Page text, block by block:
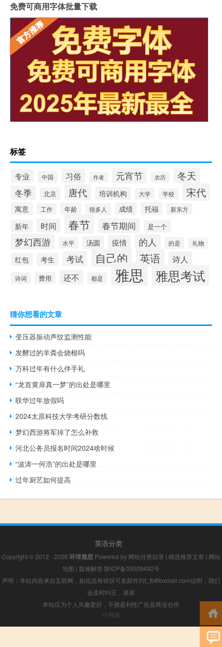
免费可商用字体批量下载
标签
专业 中国 习俗 作者 元宵节 农历 冬天
冬季 北京 唐代 培训机构 大学 学校 宋代
寓意 工作 年龄 很多人 成绩 托福 新东方
新年 时间 春节 春节期间 是一个
梦幻西游 水平 汤圆 疫情 的人 的是 礼物
红包 考生 考试 自己的 英语 诗人
诗词 费用 还不 都是 雅思 雅思考试
猜你想看的文章
变压器振动声纹监测性能
发酵过的羊粪会烧根吗
万科过年有什么伴手礼
“龙首黄扉真一梦”的出处是哪里
联华过年放假吗
2024太原科技大学考研分数线
梦幻西游将军掉了怎么补救
河北公务员报名时间2024啥时候
“波涛一何浩”的出处是哪里
过年厨艺如何提高
英语分类
Copyright © 2012 - 2026 环球雅思 Powered by 网站分类目录 | 精选推荐文章 | 网站
地图 | 疑难解答 陕ICP备05009492号
声明：本站内容来自互联网，如信息有错误可发邮件到f_fb#foxmail.com说明，我们
会及时纠正，谢谢
本站仅为个人兴趣爱好，不接盈利性广告及商业合作
小男孩